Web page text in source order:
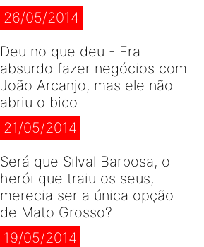
26/05/2014
Deu no que deu - Era
absurdo fazer negócios com
João Arcanjo, mas ele não
abriu o bico
21/05/2014
Será que Silval Barbosa, o
herói que traiu os seus,
merecia ser a única opção
de Mato Grosso?
19/05/2014